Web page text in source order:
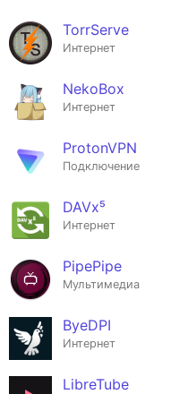
TorrServe
Интернет
NekoBox
Интернет
ProtonVPN
Подключение
DAVx⁵
Интернет
PipePipe
Мультимедиа
ByeDPI
Интернет
LibreTube